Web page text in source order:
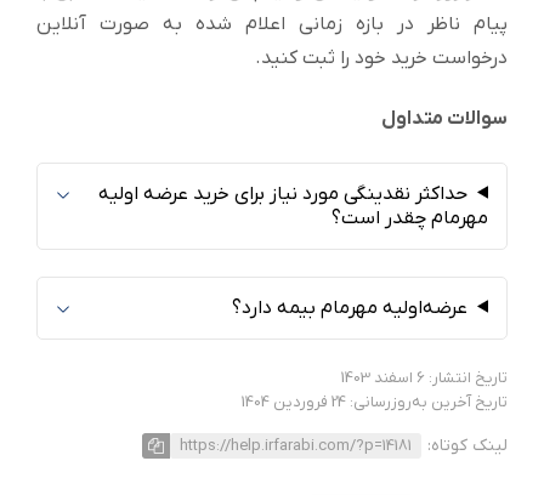
پیام ناظر در بازه زمانی اعلام شده به صورت آنلاین
درخواست خرید خود را ثبت کنید.
سوالات متداول
حداکثر نقدینگی مورد نیاز برای خرید عرضه اولیه
مهرمام چقدر است؟
عرضه‌اولیه مهرمام بیمه دارد؟
تاریخ انتشار: 6 اسفند 1403
تاریخ آخرین به‌روزرسانی: 24 فروردین 1404
لینک کوتاه: https://help.irfarabi.com/?p=14181